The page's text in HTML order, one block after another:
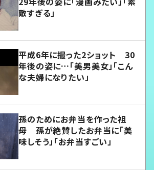
敵すぎる」
平成6年に撮った2ショット 30
年後の姿に…「美男美女」「こん
な夫婦になりたい」
孫のためにお弁当を作った祖
母 孫が絶賛したお弁当に「美
味しそう」「お弁当すごい」